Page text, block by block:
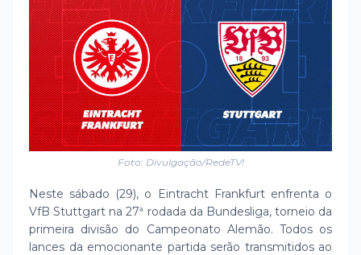
Foto: Divulgação/RedeTV!
Neste sábado (29), o Eintracht Frankfurt enfrenta o
VfB Stuttgart na 27ª rodada da Bundesliga, torneio da
primeira divisão do Campeonato Alemão. Todos os
lances da emocionante partida serão transmitidos ao